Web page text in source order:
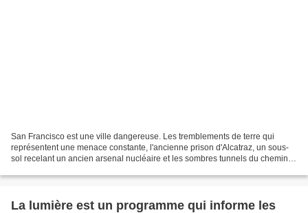
San Francisco est une ville dangereuse. Les tremblements de terre qui
représentent une menace constante, l'ancienne prison d'Alcatraz, un sous-
sol recelant un ancien arsenal nucléaire et les sombres tunnels du chemin
La lumière est un programme qui informe les